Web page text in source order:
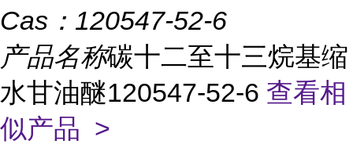
Cas： 120547-52-6
产品名称碳十二至十三烷基缩
水甘油醚120547-52-6 查看相
似产品 >